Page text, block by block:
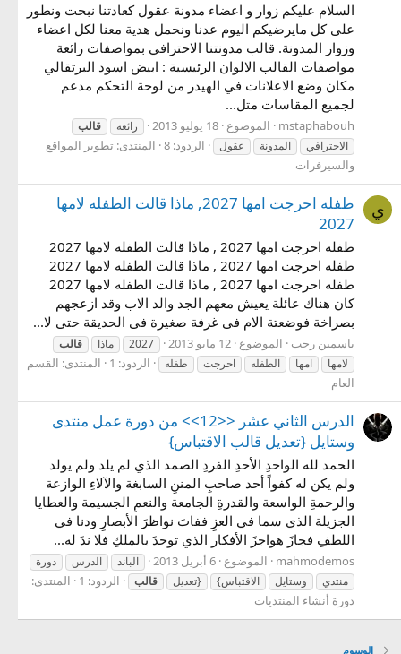
السلام عليكم زوار و اعضاء مدونة عقول كعادتنا نبحت ونطور
على كل مايرضيكم اليوم عدنا ونحمل هدية معنا لكل اعضاء
وزوار المدونة. قالب مدونتنا الاحترافي بمواصفات رائعة
مواصفات القالب الالوان الرئيسية : ابيض اسود البرتقالي
مكان وضع الاعلانات في الهيدر من لوحة التحكم مدعم
لجميع المقاسات متل...
mstaphabouh الموضوع 18 يوليو 2013 رائعة
قالب
الاحترافي
المدونة عقول الردود: 8 المنتدى: تطوير المواقع
والسيرفرات
ي
طفله احرجت امها 2027, ماذا قالت الطفله لامها
2027
طفله احرجت امها 2027 , ماذا قالت الطفله لامها 2027
طفله احرجت امها 2027 , ماذا قالت الطفله لامها 2027
طفله احرجت امها 2027 , ماذا قالت الطفله لامها 2027
كان هناك عائلة يعيش معهم الجد والد الاب وقد ازعجهم
بصراخة فوضعتة الام فى غرفة صغيرة فى الحديقة حتى لا...
ياسمين رحب الموضوع 12 مايو 2013 2027 ماذا
قالب
لامها
امها الطفله احرجت طفله الردود: 1 المنتدى: القسم
العام
الدرس الثاني عشر <<12>> من دورة عمل منتدى
وستايل {تعديل قالب الاقتباس}
الحمد لله الواحدِ الأحدِ الفردِ الصمد الذي لم يلد ولم يولد
ولم يكن له كفواً أحد صاحبِ المننِ السابغة والآلاءِ الوازعة
والرحمةِ الواسعة والقدرةِ الجامعة والنعمِ الجسيمة والعطايا
الجزيلة الذي سما في العزِ ففاتَ نواظرَ الأبصارِ ودنا في
اللطفِ فجازَ هواجزَ الأفكار الذي توحدَ بالملكِ فلا ندَ له...
mahmodemos الموضوع 6 أبريل 2013 الباند الدرس
دورة
منتدي
وستايل الاقتباس} {تعديل قالب الردود: 1
المنتدى:
دورة أنشاء المنتديات
الوسوم